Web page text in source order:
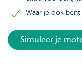
Waar je ook
Simuleer je